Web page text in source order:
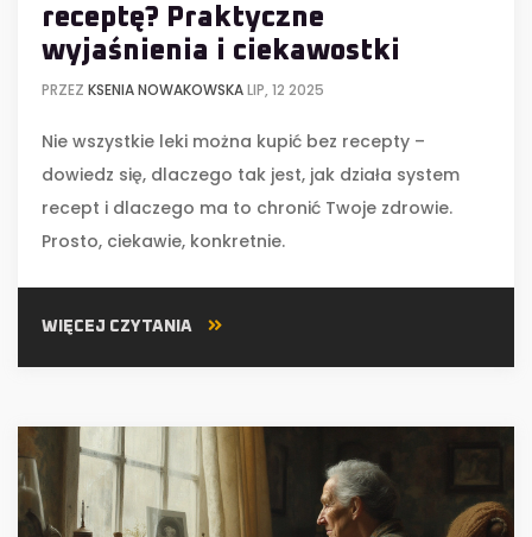
receptę? Praktyczne
wyjaśnienia i ciekawostki
PRZEZ KSENIA NOWAKOWSKALIP, 12 2025
Nie wszystkie leki można kupić bez recepty –
dowiedz się, dlaczego tak jest, jak działa system
recept i dlaczego ma to chronić Twoje zdrowie.
Prosto, ciekawie, konkretnie.
WIĘCEJ CZYTANIA